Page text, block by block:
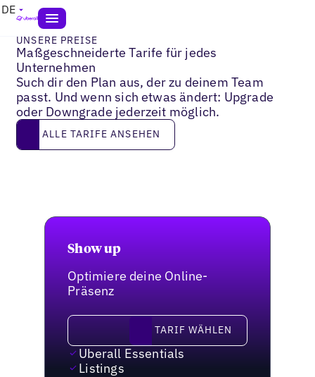
DE
UNSERE PREISE
Maßgeschneiderte Tarife für jedes
Unternehmen
Such dir den Plan aus, der zu deinem Team
passt. Und wenn sich etwas ändert: Upgrade
oder Downgrade jederzeit möglich.
Alle Tarife ansehen
ALLE TARIFE ANSEHEN
Show up
Optimiere deine Online-
Präsenz
Tarif wählen
TARIF WÄHLEN
Uberall Essentials
Listings